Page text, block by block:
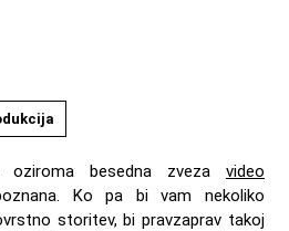
oziroma besedna zveza video
Ko pa bi vam nekoliko
storitev, bi pravzaprav takoj